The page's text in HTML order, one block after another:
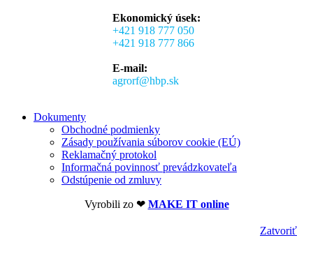
Ekonomický úsek:
+421 918 777 050
+421 918 777 866
E-mail:
agrorf@hbp.sk
Dokumenty
Obchodné podmienky
Zásady používania súborov cookie (EÚ)
Reklamačný protokol
Informačná povinnosť prevádzkovateľa
Odstúpenie od zmluvy
Vyrobili zo ❤ MAKE IT online
Zatvoriť